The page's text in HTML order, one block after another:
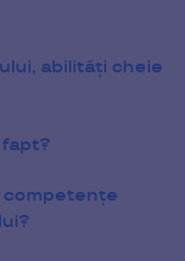
abilități cheie
fapt?
competențe